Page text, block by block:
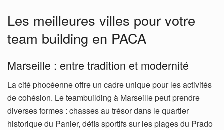
Les meilleures villes pour votre
team building en PACA
Marseille : entre tradition et modernité
La cité phocéenne offre un cadre unique pour les activités
de cohésion. Le teambuilding à Marseille peut prendre
diverses formes : chasses au trésor dans le quartier
historique du Panier, défis sportifs sur les plages du Prado